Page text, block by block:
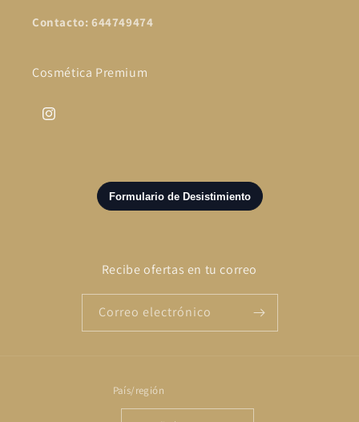
Contacto: 644749474
Cosmética Premium
Instagram
Recibe ofertas en tu correo
Correo electrónico
País/región